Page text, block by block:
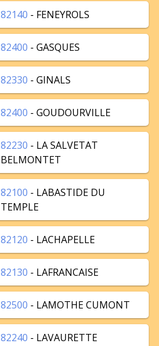
82140 - FENEYROLS
82400 - GASQUES
82330 - GINALS
82400 - GOUDOURVILLE
82230 - LA SALVETAT
BELMONTET
82100 - LABASTIDE DU
TEMPLE
82120 - LACHAPELLE
82130 - LAFRANCAISE
82500 - LAMOTHE CUMONT
82240 - LAVAURETTE